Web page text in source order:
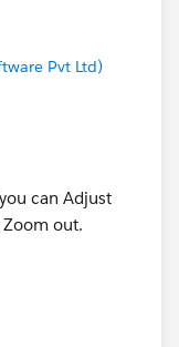
Pvt Ltd)
can Adjust
out.